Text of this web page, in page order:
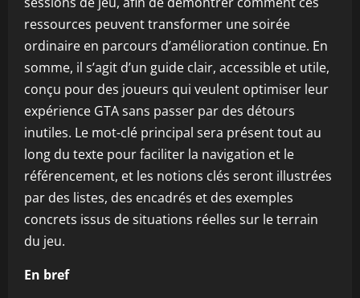
ressources peuvent transformer une soirée
ordinaire en parcours d’amélioration continue. En
somme, il s’agit d’un guide clair, accessible et utile,
conçu pour des joueurs qui veulent optimiser leur
expérience GTA sans passer par des détours
inutiles. Le mot-clé principal sera présent tout au
long du texte pour faciliter la navigation et le
référencement, et les notions clés seront illustrées
par des listes, des encadrés et des exemples
concrets issus de situations réelles sur le terrain
du jeu.
En bref